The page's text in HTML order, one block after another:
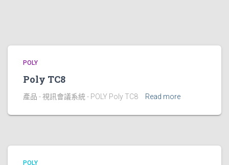
POLY
Poly TC8
產品 - 視訊會議系統 - POLY Poly TC8 Read more
POLY